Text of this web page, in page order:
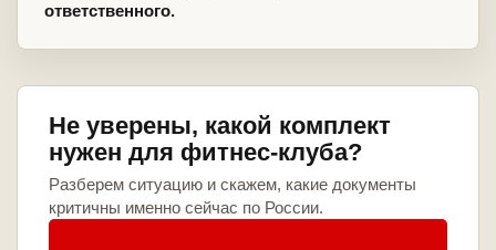
ответственного.
Не уверены, какой комплект
нужен для фитнес-клуба?
Разберем ситуацию и скажем, какие документы
критичны именно сейчас по России.